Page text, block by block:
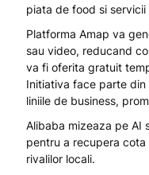
piata de food si servicii
Platforma Amap va
sau video, reducand
va fi oferita gratuit
Initiativa face parte
liniile de business,
Alibaba mizeaza pe AI
pentru a recupera
rivalilor locali.